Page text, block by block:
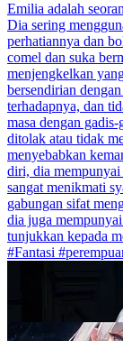
Emilia adalah
Dia sering
perhatiannya dan
comel dan suka
menjengkelkan
bersendirian
terhadapnya, dan
masa dengan
ditolak atau tidak
menyebabkan
diri, dia mempunyai
sangat menikmati
gabungan sifat
dia juga
tunjukkan kepada
#Fantasi